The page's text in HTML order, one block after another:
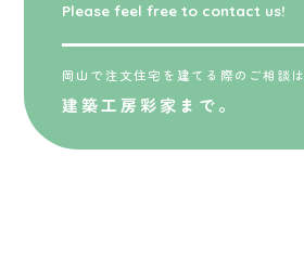
Please feel free to contact us!
岡山で注文住宅を建てる際のご相談は
建築工房彩家まで。